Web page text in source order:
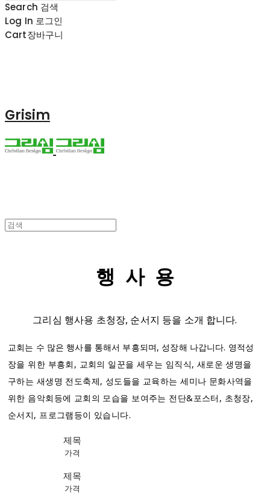
Search 검색
Log In 로그인
Cart장바구니
Grisim
행 사 용
그리심 행사용 초청장, 순서지 등을 소개 합니다.
교회는 수 많은 행사를 통해서 부흥되며, 성장해 나갑니다. 영적성
장을 위한 부흥회, 교회의 일꾼을 세우는 임직식, 새로운 생명을
구하는 새생명 전도축제, 성도들을 교육하는 세미나 문화사역을
위한 음악회등에 교회의 모습을 보여주는 전단&포스터, 초청장,
순서지, 프로그램등이 있습니다.
제목
가격
제목
가격